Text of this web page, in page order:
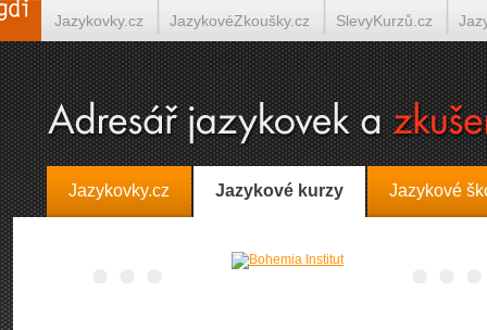
Jazykovky.cz Jazykové kurzy Jazykové
Jazykovky.cz JazykovéZkoušky.cz SlevyKurzů.cz
Španělština on-line Italština on-line Tlumočení-